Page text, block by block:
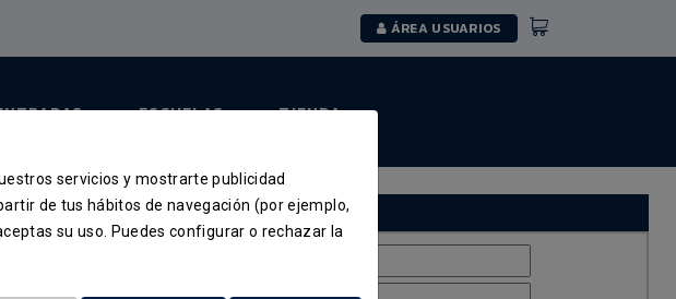
ÁREA USUARIOS
ESCUELAS TIENDA
Identificación
servicios y mostrarte publicidad
de tus hábitos de navegación (por ejemplo,
su uso. Puedes configurar o rechazar la